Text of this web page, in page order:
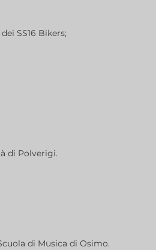
SS16 Bikers;
di Polverigi.
di Musica di Osimo.